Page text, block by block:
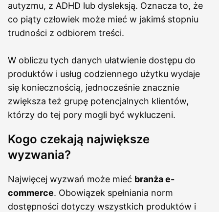
autyzmu, z ADHD lub dysleksją. Oznacza to, że
co piąty człowiek może mieć w jakimś stopniu
trudności z odbiorem treści.
W obliczu tych danych ułatwienie dostępu do
produktów i usług codziennego użytku wydaje
się koniecznością, jednocześnie znacznie
zwiększa też grupę potencjalnych klientów,
którzy do tej pory mogli być wykluczeni.
Kogo czekają największe
wyzwania?
Najwięcej wyzwań może mieć branża e-
commerce. Obowiązek spełniania norm
dostępności dotyczy wszystkich produktów i